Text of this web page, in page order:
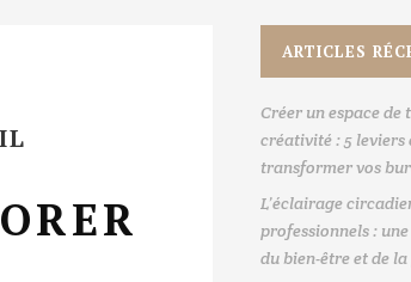
ARTICLES
Créer un espace
créativité : 5 leviers
transformer vos
L’éclairage
professionnels :
du bien-être et de